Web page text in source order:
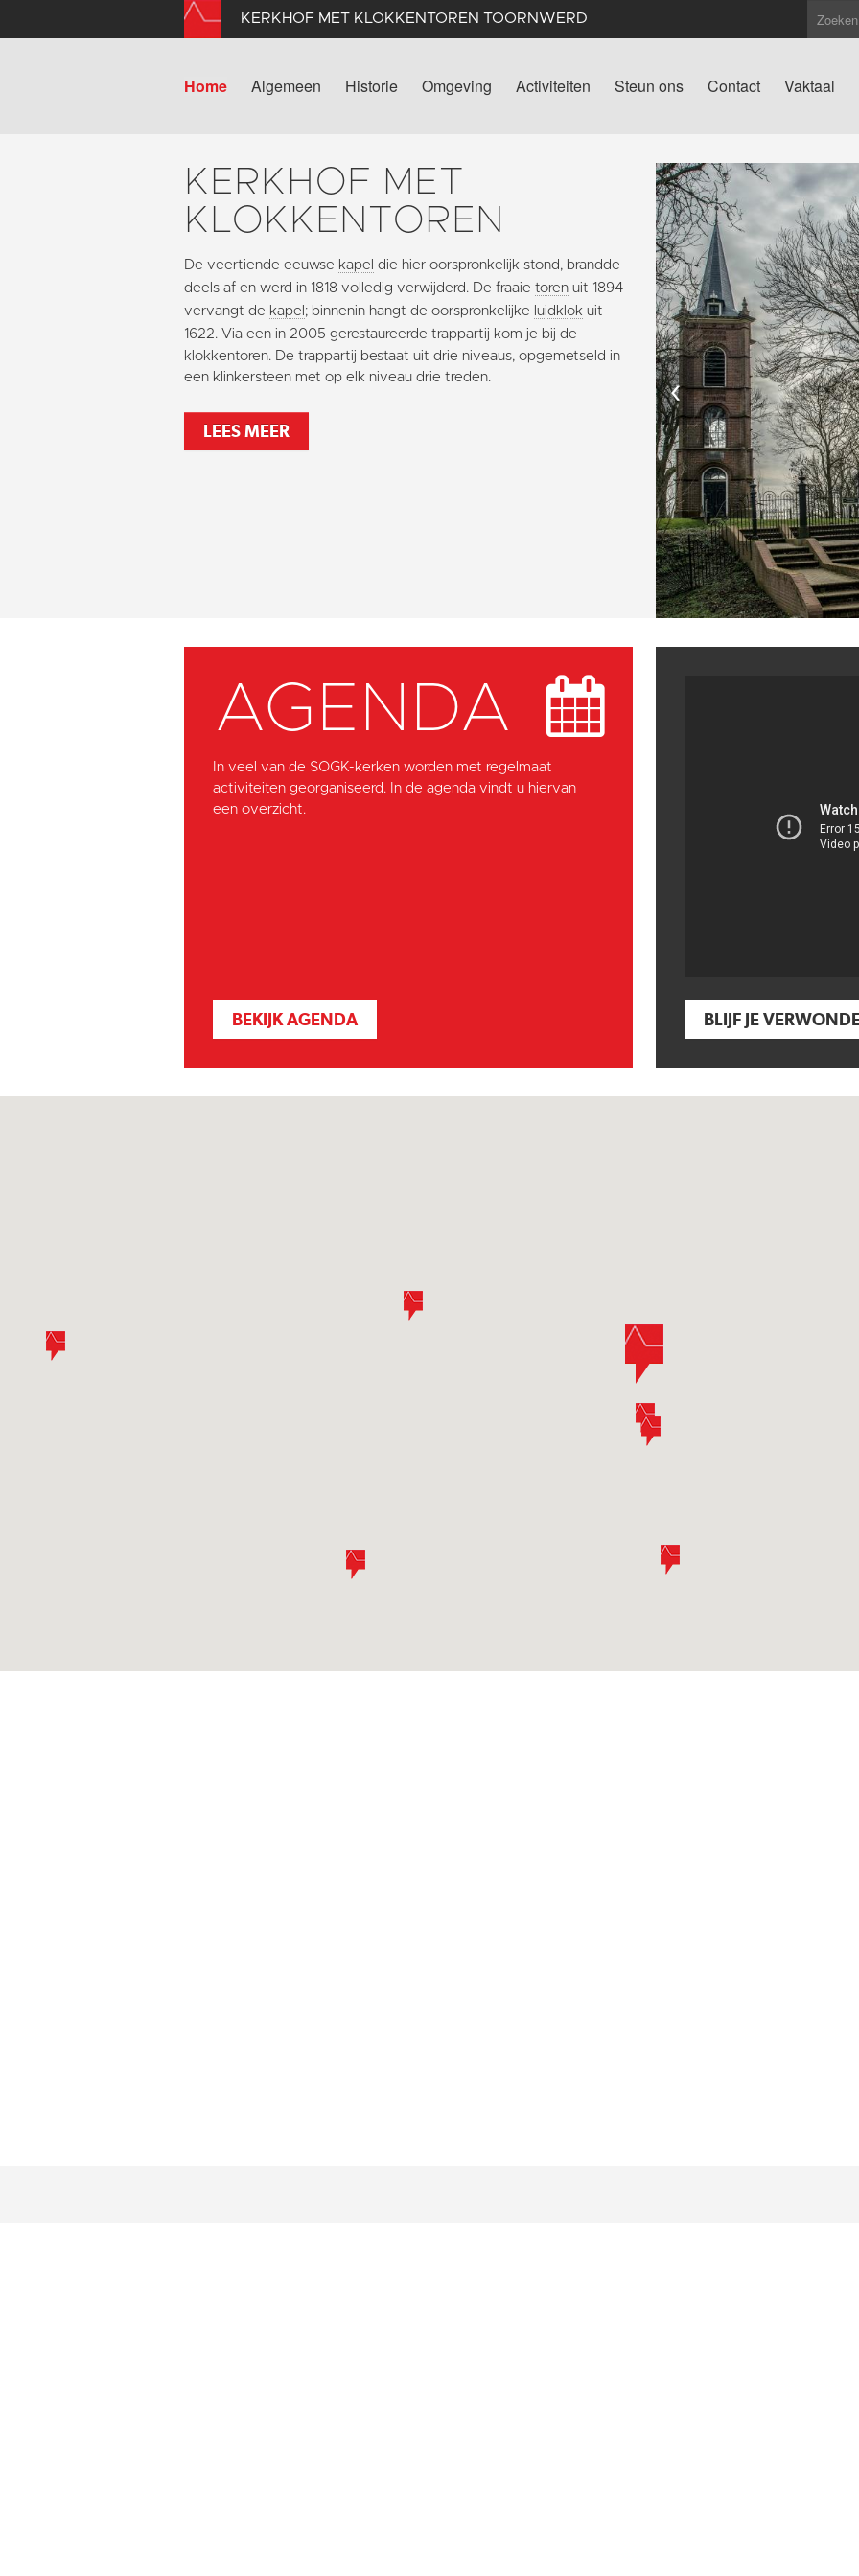
KERKHOF MET KLOKKENTOREN TOORNWERD
Home Algemeen Historie Omgeving Activiteiten Steun ons Contact Vaktaal
KERKHOF MET
KLOKKENTOREN
De veertiende eeuwse kapel die hier oorspronkelijk stond, brandde
deels af en werd in 1818 volledig verwijderd. De fraaie toren uit 1894
vervangt de kapel ; binnenin hangt de oorspronkelijke luidklok uit
1622. Via een in 2005 gerestaureerde trappartij kom je bij de
klokkentoren. De trappartij bestaat uit drie niveaus, opgemetseld in
een klinkersteen met op elk niveau drie treden.
LEES MEER
‹
AGENDA
In veel van de SOGK-kerken worden met regelmaat
activiteiten georganiseerd. In de agenda vindt u hiervan
een overzicht.
BEKIJK AGENDA BLIJF JE